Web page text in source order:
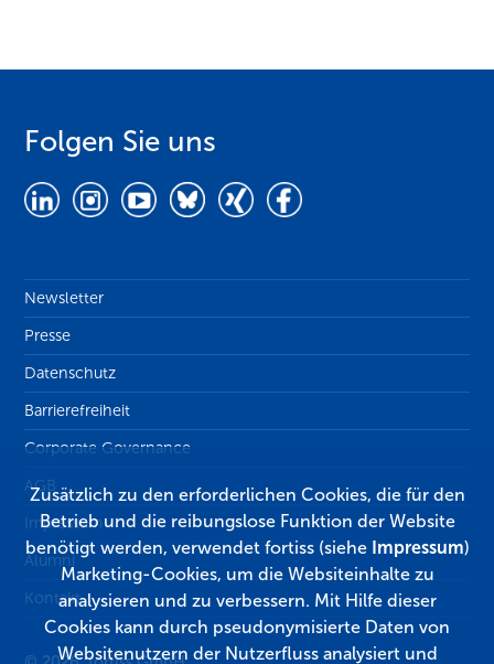
Folgen Sie uns
Newsletter
Presse
Datenschutz
Barrierefreiheit
Corporate Governance
AGB
Impressum
Alumni
Kontakt
Zusätzlich zu den erforderlichen Cookies, die für den
Betrieb und die reibungslose Funktion der Website
benötigt werden, verwendet fortiss (siehe Impressum)
Marketing-Cookies, um die Websiteinhalte zu
analysieren und zu verbessern. Mit Hilfe dieser
Cookies kann durch pseudonymisierte Daten von
Websitenutzern der Nutzerfluss analysiert und